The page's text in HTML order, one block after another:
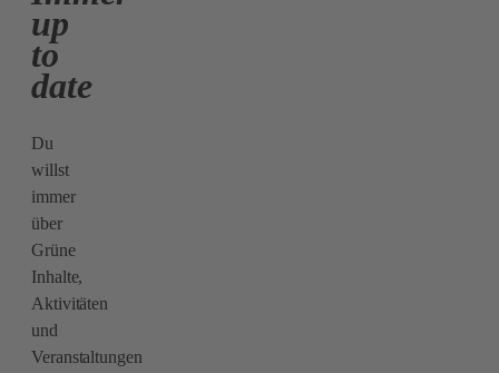
up
to
date
Du
willst
immer
über
Grüne
Inhalte,
Aktivitäten
und
Veranstaltungen